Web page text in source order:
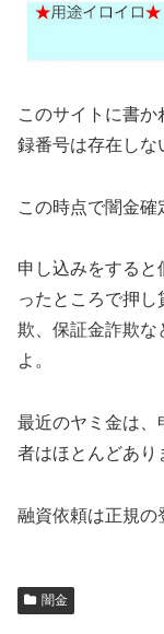
このサイトに書
録番号は存在しな
この時点で闇金確
申し込みをすると
ったところで押
欺、保証金詐欺な
よ。
最近のヤミ金は、
者はほとんどあり
融資依頼は正規の
闇金